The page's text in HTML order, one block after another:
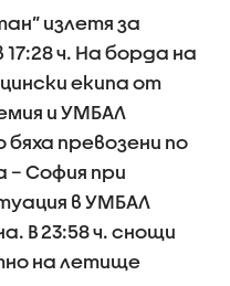
излетя за
ч. На борда на
екипа от
и УМБАЛ
превозени по
София при
в УМБАЛ
В 23:58 ч. снощи
на летище